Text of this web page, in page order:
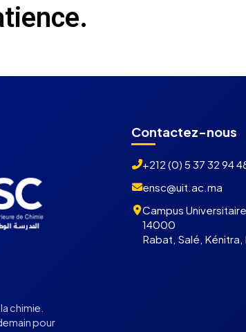
chimie.
pour
Contactez-nous
+212 (0) 5 37 32 94
ensc@uit.ac.ma
Campus
14000
Rabat, Salé, Kénitra,